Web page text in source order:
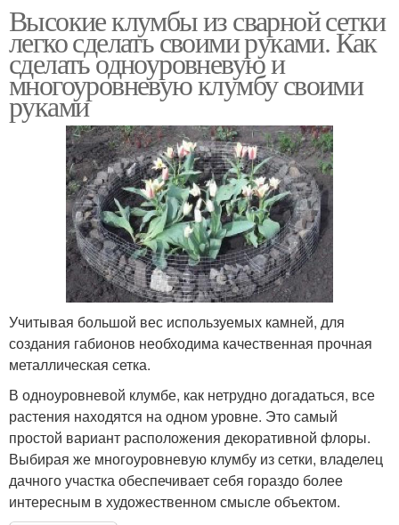
Высокие клумбы из сварной сетки
легко сделать своими руками. Как
сделать одноуровневую и
многоуровневую клумбу своими
руками
Учитывая большой вес используемых камней, для
создания габионов необходима качественная прочная
металлическая сетка.
В одноуровневой клумбе, как нетрудно догадаться, все
растения находятся на одном уровне. Это самый
простой вариант расположения декоративной флоры.
Выбирая же многоуровневую клумбу из сетки, владелец
дачного участка обеспечивает себя гораздо более
интересным в художественном смысле объектом.